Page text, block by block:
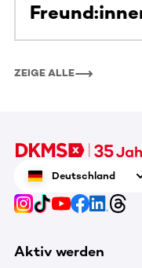
ZEIGE ALLE
Deutschland
Aktiv werden